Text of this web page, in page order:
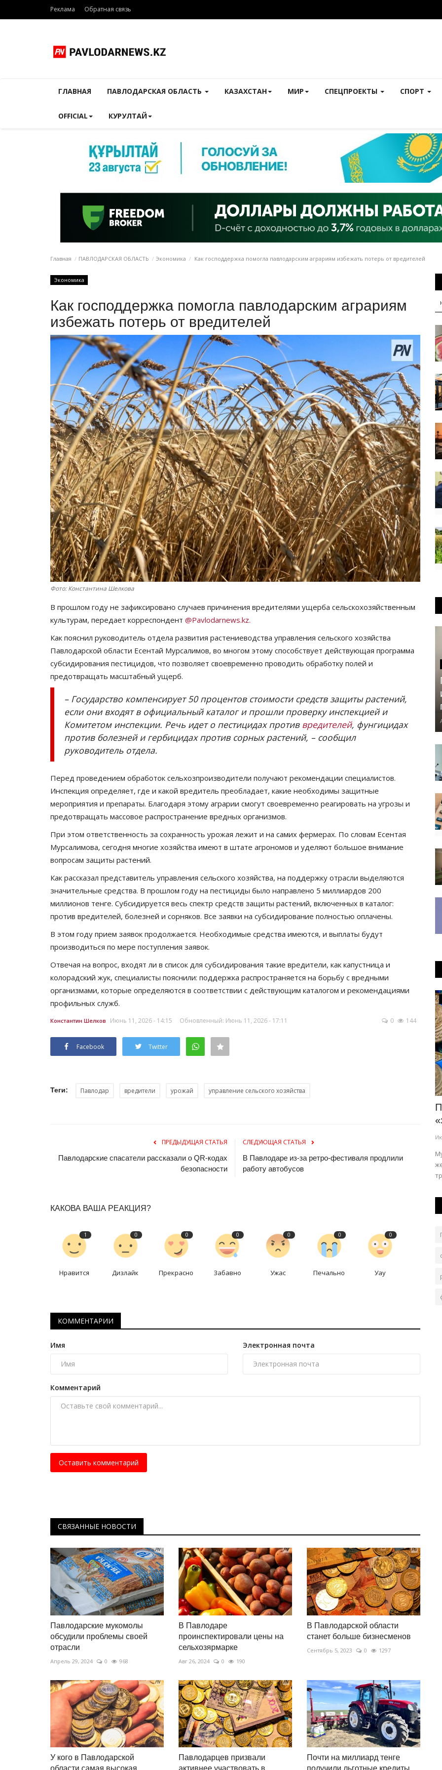
Реклама Обратная связь
ГЛАВНАЯ ПАВЛОДАРСКАЯ ОБЛАСТЬ КАЗАХСТАН МИР СПЕЦПРОЕКТЫ СПОРТ
OFFICIAL КУРУЛТАЙ
Главная ПАВЛОДАРСКАЯ ОБЛАСТЬ Экономика Как господдержка помогла павлодарским аграриям избежать потерь от вредителей
Экономика
Как господдержка помогла павлодарским аграриям
избежать потерь от вредителей
Фото: Константина Шелкова
В прошлом году не зафиксировано случаев причинения вредителями ущерба сельскохозяйственным
культурам, передает корреспондент @Pavlodarnews.kz.
Как пояснил руководитель отдела развития растениеводства управления сельского хозяйства
Павлодарской области Есентай Мурсалимов, во многом этому способствует действующая программа
субсидирования пестицидов, что позволяет своевременно проводить обработку полей и
предотвращать масштабный ущерб.
– Государство компенсирует 50 процентов стоимости средств защиты растений,
если они входят в официальный каталог и прошли проверку инспекцией и
Комитетом инспекции. Речь идет о пестицидах против вредителей, фунгицидах
против болезней и гербицидах против сорных растений, – сообщил
руководитель отдела.
Перед проведением обработок сельхозпроизводители получают рекомендации специалистов.
Инспекция определяет, где и какой вредитель преобладает, какие необходимы защитные
мероприятия и препараты. Благодаря этому аграрии смогут своевременно реагировать на угрозы и
предотвращать массовое распространение вредных организмов.
При этом ответственность за сохранность урожая лежит и на самих фермерах. По словам Есентая
Мурсалимова, сегодня многие хозяйства имеют в штате агрономов и уделяют большое внимание
вопросам защиты растений.
Как рассказал представитель управления сельского хозяйства, на поддержку отрасли выделяются
значительные средства. В прошлом году на пестициды было направлено 5 миллиардов 200
миллионов тенге. Субсидируется весь спектр средств защиты растений, включенных в каталог:
против вредителей, болезней и сорняков. Все заявки на субсидирование полностью оплачены.
В этом году прием заявок продолжается. Необходимые средства имеются, и выплаты будут
производиться по мере поступления заявок.
Отвечая на вопрос, входят ли в список для субсидирования такие вредители, как капустница и
колорадский жук, специалисты пояснили: поддержка распространяется на борьбу с вредными
организмами, которые определяются в соответствии с действующим каталогом и рекомендациями
профильных служб.
Константин Шелков Июнь 11, 2026 - 14:15 Обновленный: Июнь 11, 2026 - 17:11 0 144
Facebook Twitter
Теги: Павлодар вредители урожай управление сельского хозяйства
ПРЕДЫДУЩАЯ СТАТЬЯ
Павлодарские спасатели рассказали о QR-кодах
безопасности
СЛЕДУЮЩАЯ СТАТЬЯ
В Павлодаре из-за ретро-фестиваля продлили
работу автобусов
КАКОВА ВАША РЕАКЦИЯ?
1
Нравится
0
Дизлайк
0
Прекрасно
0
Забавно
0
Ужас
0
Печально
0
Уау
КОММЕНТАРИИ
Имя Электронная почта
Комментарий
Оставить комментарий
СВЯЗАННЫЕ НОВОСТИ
Павлодарские мукомолы
обсудили проблемы своей
отрасли
Апрель 29, 2024 0 968
В Павлодаре
проинспектировали цены на
сельхозярмарке
Авг 26, 2024 0 190
В Павлодарской области
станет больше бизнесменов
Сентябрь 5, 2023 0 1297
У кого в Павлодарской
Павлодарцев призвали
Почти на миллиард тенге
История вещей
Чем заняться на зимних каникулах?
Вопрос взят акимом города на личный контроль.